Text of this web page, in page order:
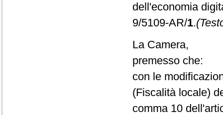
dell'economia
9/5109-AR/1.
La Camera,
premesso che:
con le
(Fiscalità locale)
comma 10